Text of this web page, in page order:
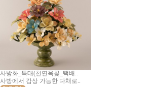
사방화_특대(천연옥꽃_택배..
사방에서 감상 가능한 다채로..